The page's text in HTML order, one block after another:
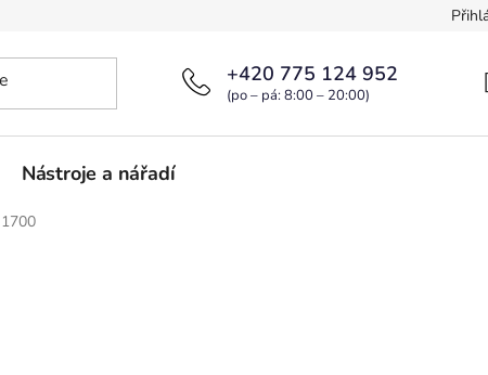
+420 775 124 952
(po – pá: 8:00 – 20:00)
Nástroje a nářadí